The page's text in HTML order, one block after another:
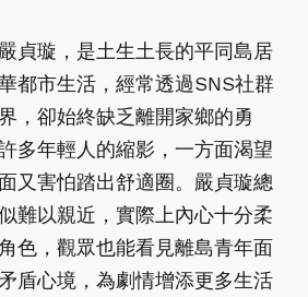
貞璇，是土生土長的平同島居
都市生活，經常透過SNS社群
，卻始終缺乏離開家鄉的勇
多年輕人的縮影，一方面渴望
又害怕踏出舒適圈。嚴貞璇總
難以親近，實際上內心十分柔
色，觀眾也能看見離島青年面
盾心境，為劇情增添更多生活